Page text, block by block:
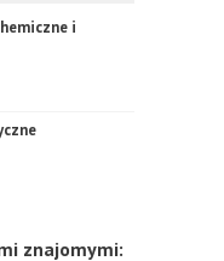
i
znajomymi: